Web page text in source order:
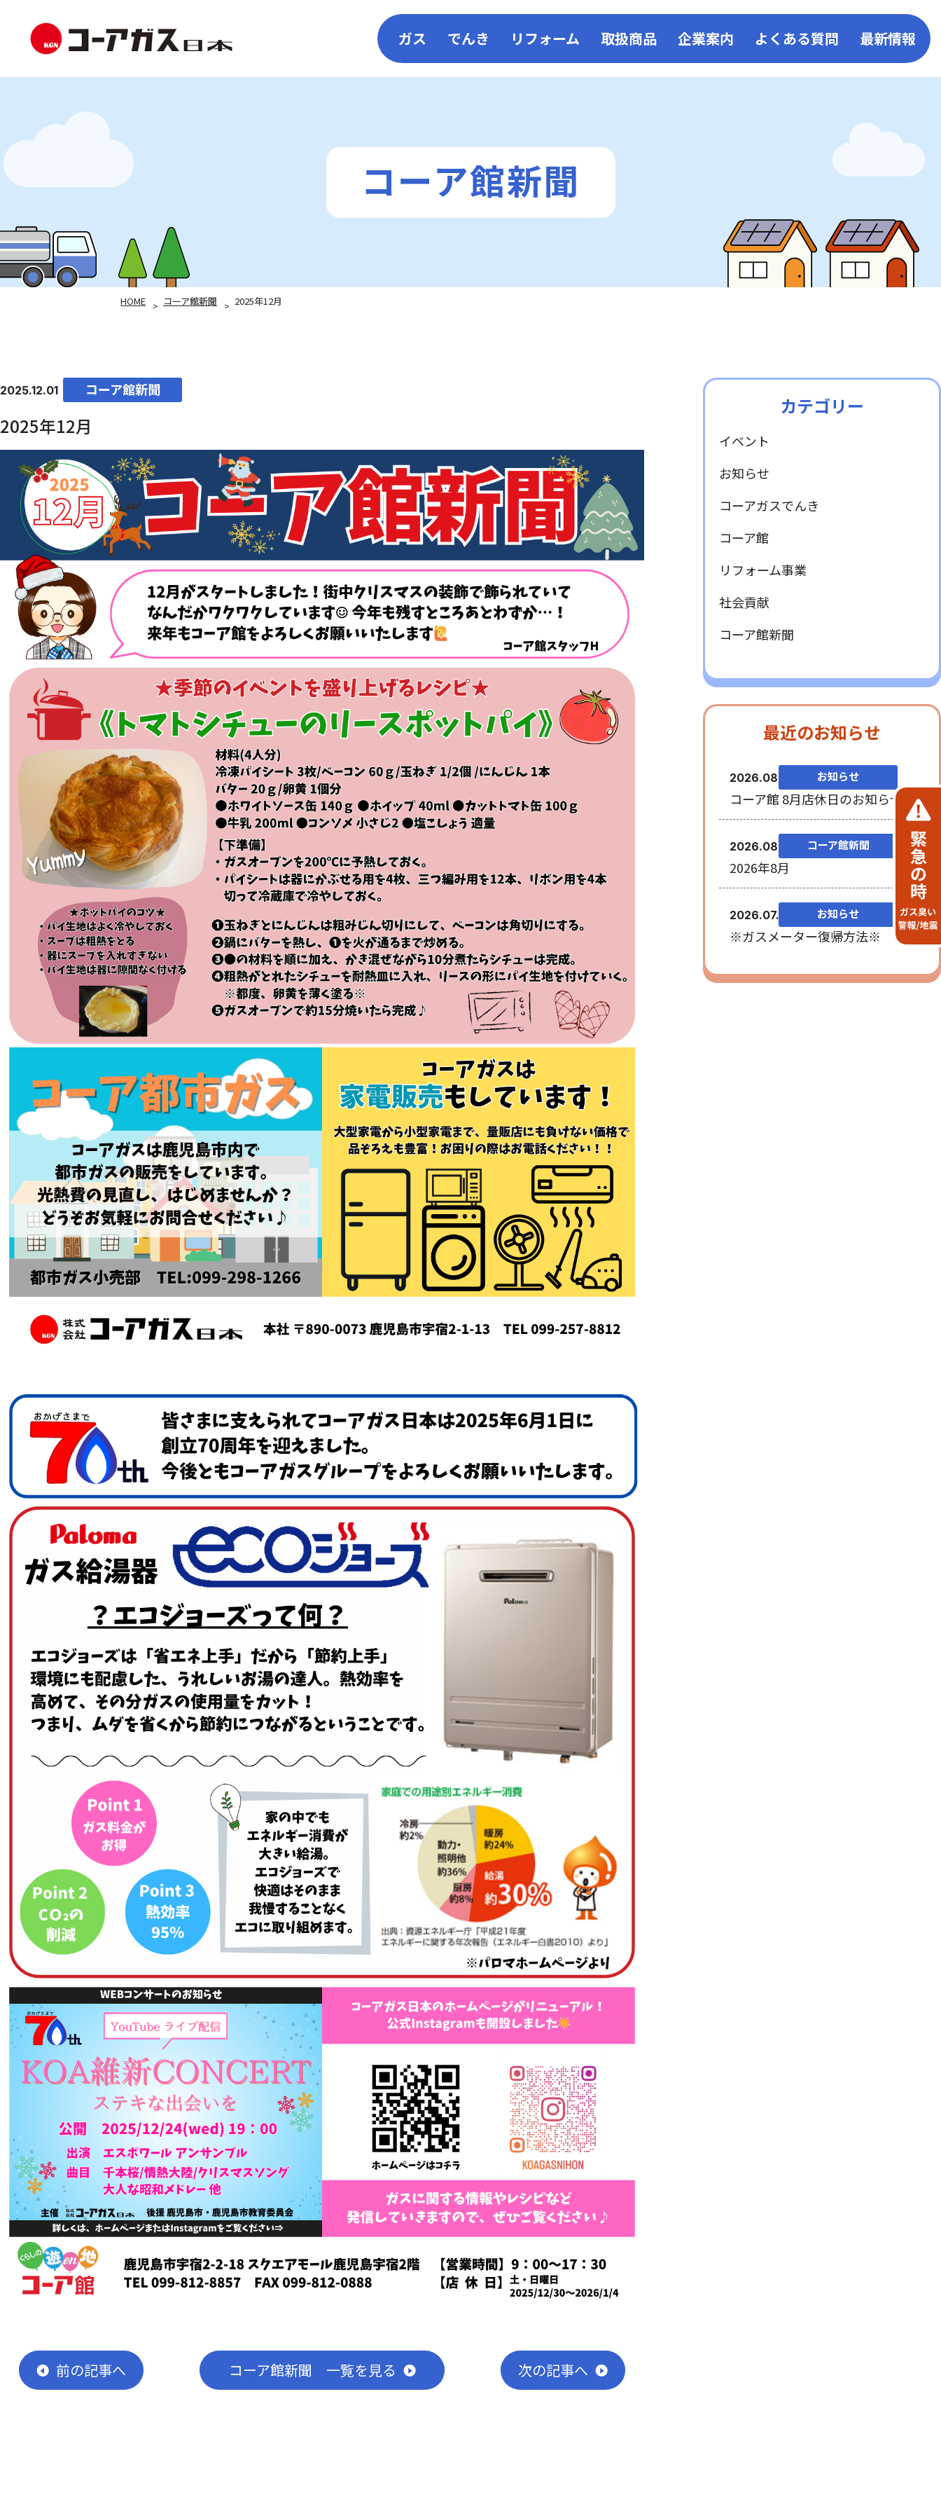
ガス
コーア館
でんき リフォーム
太陽光×ガス発電
取扱商品
給湯器・ふろがま
企業案内
環境・SDGsへの取組み
一般事業主行動計画
よくある質問 最新情報
コー
リフ
コーア館新聞
HOME コーア館新聞 2025年12月
2025.12.01 コーア館新聞
2025年12月
前の記事へ コーア館新聞 一覧を見る 次の記事へ
カテゴリー
イベント
お知らせ
コーアガスでんき
コーア館
リフォーム事業
社会貢献
コーア館新聞
最近のお知らせ
2026.08.06 お知らせ
コーア館 8月店休日のお知らせ
2026.08.03 コーア館新聞
2026年8月
2026.07.28 お知らせ
※ガスメーター復帰方法※